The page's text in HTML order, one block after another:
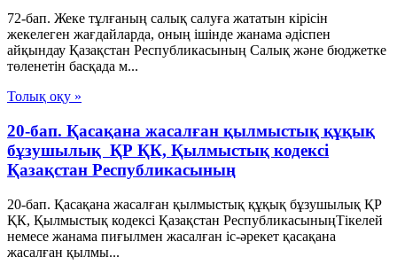
72-бап. Жеке тұлғаның салық салуға жататын кірісін
жекелеген жағдайларда, оның ішінде жанама әдіспен
айқындау Қазақстан Республикасының Салық және бюджетке
төленетін басқада м...
Толық оқу »
20-бап. Қасақана жасалған қылмыстық құқық
бұзушылық ҚР ҚК, Қылмыстық кодексi
Қазақстан Республикасының
20-бап. Қасақана жасалған қылмыстық құқық бұзушылық ҚР
ҚК, Қылмыстық кодексi Қазақстан РеспубликасыныңТiкелей
немесе жанама пиғылмен жасалған іс-әрекет қасақана
жасалған қылмы...